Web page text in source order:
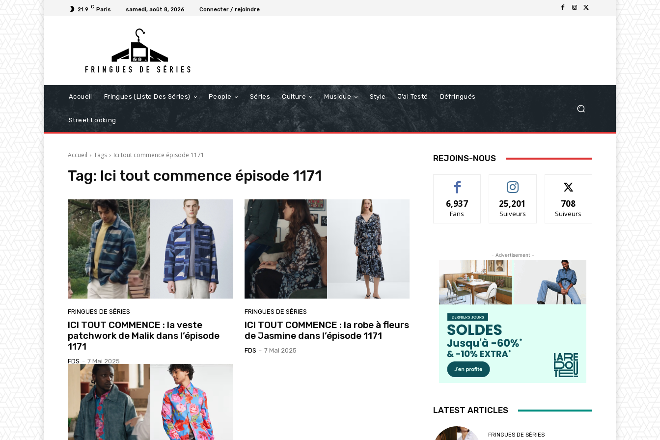
21.9 C Paris samedi, août 8, 2026 Connecter / rejoindre
Accueil Fringues (Liste Des Séries) People Séries Culture Musique Style J’ai Testé Défringués
Street Looking
Accueil Tags Ici tout commence épisode 1171
Tag: Ici tout commence épisode 1171
FRINGUES DE SÉRIES
ICI TOUT COMMENCE : la veste
patchwork de Malik dans l’épisode
1171
FDS - 7 Mai 2025
FRINGUES DE SÉRIES
ICI TOUT COMMENCE : la robe à fleurs
de Jasmine dans l’épisode 1171
FDS - 7 Mai 2025
REJOINS-NOUS
6,937
Fans
25,201
Suiveurs
708
Suiveurs
- Advertisement -
LATEST ARTICLES
FRINGUES DE SÉRIES